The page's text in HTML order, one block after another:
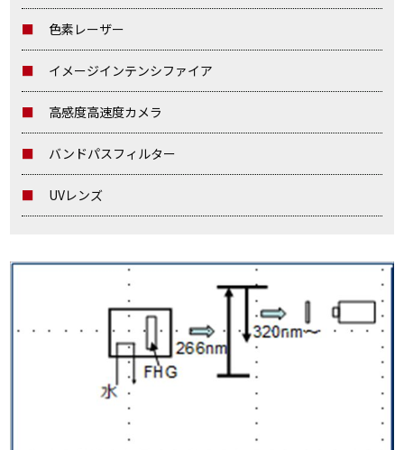
色素レーザー
イメージインテンシファイア
高感度高速度カメラ
バンドパスフィルター
UVレンズ